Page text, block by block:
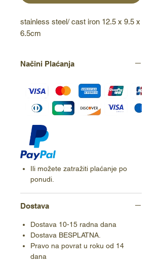
stainless steel/ cast iron 12.5 x 9.5 x
6.5cm
Načini Plaćanja
Ili možete zatražiti plaćanje po
ponudi.
Dostava
Dostava 10-15 radna dana
Dostava BESPLATNA.
Pravo na povrat u roku od 14
dana